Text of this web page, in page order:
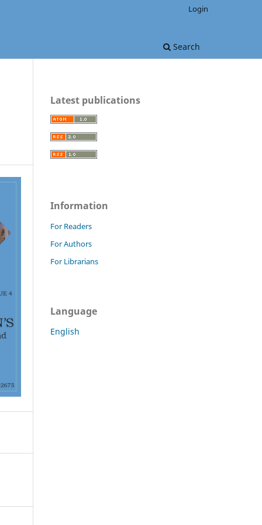
Search
Login
Latest publications
Information
For Readers
For Authors
For Librarians
Language
English